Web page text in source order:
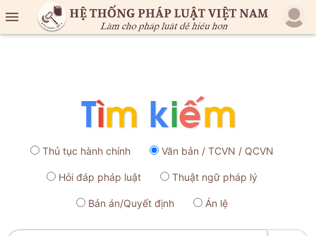

Thủ tục hành chính Văn bản / TCVN / QCVN
Hỏi đáp pháp luật Thuật ngữ pháp lý
Bản án/Quyết định Án lệ